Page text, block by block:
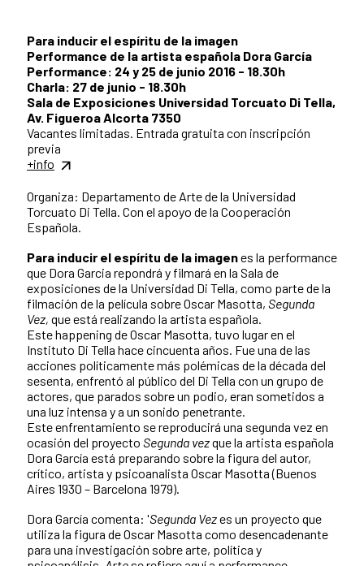
Para inducir el espíritu de la imagen
Performance de la artista española Dora García
Performance: 24 y 25 de junio 2016 - 18.30h
Charla: 27 de junio - 18.30h
Sala de Exposiciones Universidad Torcuato Di Tella,
Av. Figueroa Alcorta 7350
Vacantes limitadas. Entrada gratuita con inscripción
previa
+info
Organiza: Departamento de Arte de la Universidad
Torcuato Di Tella. Con el apoyo de la Cooperación
Española.
Para inducir el espíritu de la imagenes la performance
que Dora Garcia repondrá y filmará en la Sala de
exposiciones de la Universidad Di Tella, como parte de la
filmación de la película sobre Oscar Masotta, Segunda
Vez, que está realizando la artista española.
Este happening de Oscar Masotta, tuvo lugar en el
Instituto Di Tella hace cincuenta años. Fue una de las
acciones políticamente más polémicas de la década del
sesenta, enfrentó al público del Di Tella con un grupo de
actores, que parados sobre un podio, eran sometidos a
una luz intensa y a un sonido penetrante.
Este enfrentamiento se reproducirá una segunda vez en
ocasión del proyecto Segunda vezque la artista española
Dora García está preparando sobre la figura del autor,
crítico, artista y psicoanalista Oscar Masotta (Buenos
Aires 1930 – Barcelona 1979).
Dora García comenta: 'Segunda Vezes un proyecto que
utiliza la figura de Oscar Masotta como desencadenante
para una investigación sobre arte, política y